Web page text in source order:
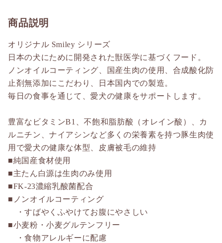
商品説明
オリジナル Smiley シリーズ
日本の犬にために開発された獣医学に基づくフード。
ノンオイルコーティング、国産生肉の使用、合成酸化防
止剤無添加にこだわり、日本国内での製造。
毎日の食事を通じて、愛犬の健康をサポートします。
豊富なビタミンB1、不飽和脂肪酸（オレイン酸）、カ
ルニチン、ナイアシンなど多くの栄養素を持つ豚生肉使
用で愛犬の健康な体型、皮膚被毛の維持
■純国産食材使用
■主たん白源は生肉のみ使用
■FK-23濃縮乳酸菌配合
■ノンオイルコーティング
・すばやくふやけてお腹にやさしい
■小麦粉・小麦グルテンフリー
・食物アレルギーに配慮